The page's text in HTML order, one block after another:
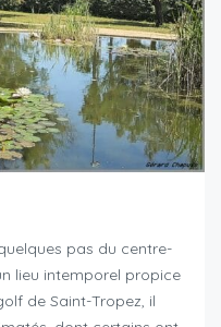
pas du centre-
lieu intemporel propice
de Saint-Tropez, il